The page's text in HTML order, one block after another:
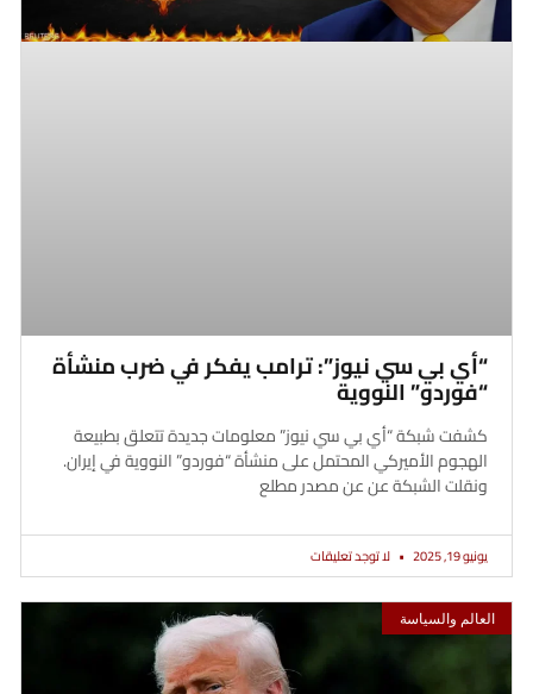
“أي بي سي نيوز”: ترامب يفكر في ضرب منشأة
“فوردو” النووية
كشفت شبكة “أي بي سي نيوز” معلومات جديدة تتعلق بطبيعة
الهجوم الأميركي المحتمل على منشأة “فوردو” النووية في إيران.
ونقلت الشبكة عن عن مصدر مطلع
يونيو 19, 2025 لا توجد تعليقات
العالم والسياسة